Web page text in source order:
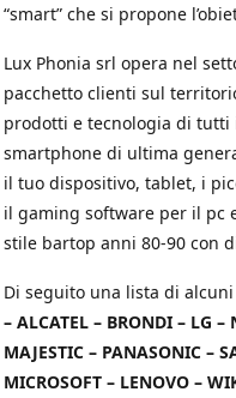
“smart” che si propone
Lux Phonia srl opera nel
pacchetto clienti sul
prodotti e tecnologia di tutti
smartphone di ultima
il tuo dispositivo, tablet, i
il gaming software per il pc
stile bartop anni 80-90 con
Di seguito una lista di
– ALCATEL – BRONDI – LG
MAJESTIC – PANASONIC –
MICROSOFT – LENOVO –